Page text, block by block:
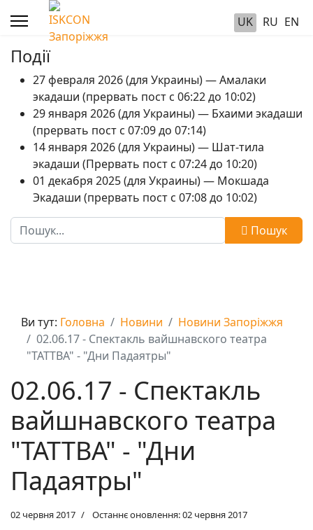
UK RU EN
Події
27 февраля 2026 (для Украины) — Амалаки
экадаши (прервать пост с 06:22 до 10:02)
29 января 2026 (для Украины) — Бхаими экадаши
(прервать пост с 07:09 до 07:14)
14 января 2026 (для Украины) — Шат-тила
экадаши (Прервать пост с 07:24 до 10:20)
01 декабря 2025 (для Украины) — Мокшада
Экадаши (прервать пост с 07:08 до 10:02)
Пошук
Пошук
Ви тут: Головна Новини
Новини Запоріжжя
02.06.17 - Спектакль вайшнавского театра
"ТАТТВА" - "Дни Падаятры"
02.06.17 - Спектакль
вайшнавского театра
"ТАТТВА" - "Дни
Падаятры"
02 червня 2017 Останнє оновлення: 02 червня 2017